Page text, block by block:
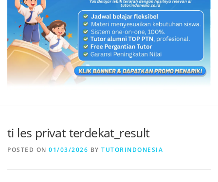
BIAYA LES TESTIMONI PROFIL ALUMNI
BLOG DAFTAR SEKOLAH
ti les privat terdekat_result
POSTED ON 01/03/2026 BY TUTORINDONESIA